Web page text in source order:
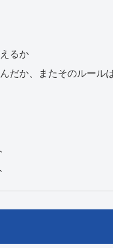
るか
だか、またそのルール